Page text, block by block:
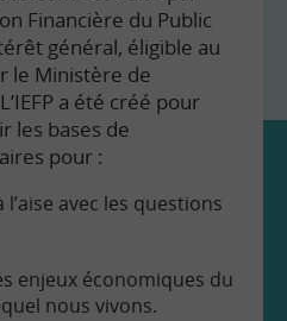
Financière du Public
général, éligible au
le Ministère de
a été créé pour
les bases de
pour :
avec les questions
enjeux économiques du
nous vivons.